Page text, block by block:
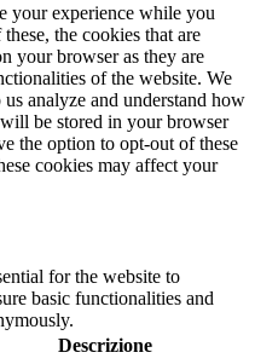
your experience while you
the cookies that are
your browser as they are
of the website. We
analyze and understand how
be stored in your browser
the option to opt-out of these
cookies may affect your
for the website to
basic functionalities and
Descrizione